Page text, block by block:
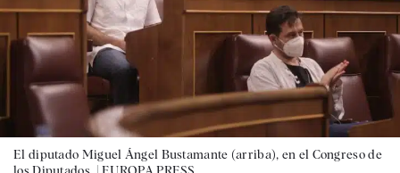
El diputado Miguel Ángel Bustamante (arriba), en el Congreso de
los Diputados. |EUROPA PRESS